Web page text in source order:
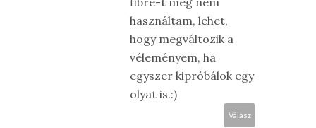
használtam, lehet,
hogy megváltozik a
véleményem, ha
egyszer kipróbálok egy
olyat is.:)
Válasz